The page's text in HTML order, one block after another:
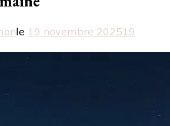
le 19 novembre 202519